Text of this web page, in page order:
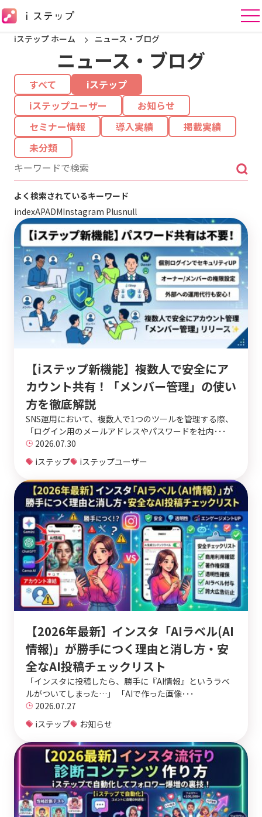
iステップ ホーム ニュース・ブログ
ニュース・ブログ
すべて
iステップ
iステップユーザー
お知らせ
セミナー情報
導入実績
掲載実績
未分類
よく検索されているキーワード
indexAPADMInstagram Plusnull
【iステップ新機能】複数人で安全にア
カウント共有！「メンバー管理」の使い
方を徹底解説
SNS運用において、複数人で1つのツールを管理する際、
「ログイン用のメールアドレスやパスワードを社内･･･
2026.07.30
iステップ
iステップユーザー
【2026年最新】インスタ「AIラベル(AI
情報)」が勝手につく理由と消し方・安
全なAI投稿チェックリスト
「インスタに投稿したら、勝手に『AI情報』というラベ
ルがついてしまった…」 「AIで作った画像･･･
2026.07.27
iステップ
お知らせ